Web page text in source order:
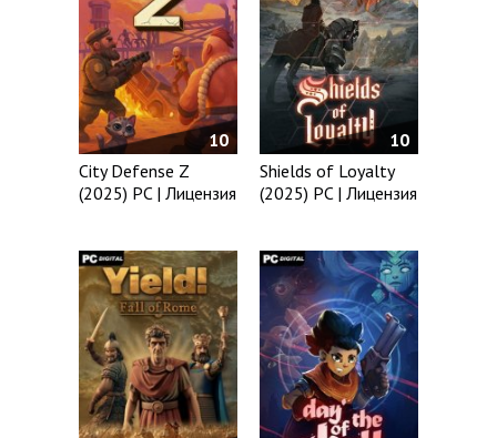
10
City Defense Z
(2025) PC | Лицензия
10
Shields of Loyalty
(2025) PC | Лицензия